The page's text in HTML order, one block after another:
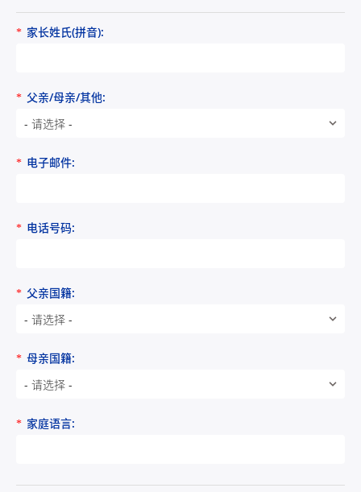
* 家长姓氏(拼音):
* 父亲/母亲/其他:
- 请选择 -
* 电子邮件:
* 电话号码:
* 父亲国籍:
- 请选择 -
* 母亲国籍:
- 请选择 -
* 家庭语言: